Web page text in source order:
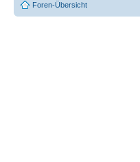
Foren-Übersicht